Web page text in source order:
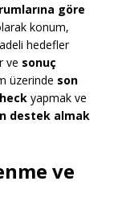
göre
konum,
hedefler
ve sonuç
üzerinde son
yapmak ve
destek almak
ve